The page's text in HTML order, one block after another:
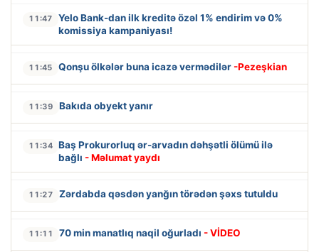
11:47
Yelo Bank-dan ilk kreditə özəl 1% endirim və 0%
komissiya kampaniyası!
11:45 Qonşu ölkələr buna icazə vermədilər -Pezeşkian
11:39 Bakıda obyekt yanır
11:34 Baş Prokurorluq ər-arvadın dəhşətli ölümü ilə
bağlı - Məlumat yaydı
11:27 Zərdabda qəsdən yanğın törədən şəxs tutuldu
11:11 70 min manatlıq naqil oğurladı - VİDEO